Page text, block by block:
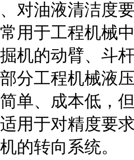
对油液清洁度
用于工程机械
机的动臂、斗
分工程机械液
单、成本低，
用于对精度要
的转向系统。